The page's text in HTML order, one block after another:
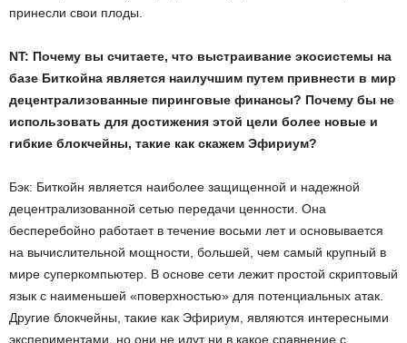
принесли свои плоды.
NT: Почему вы считаете, что выстраивание экосистемы на
базе Биткойна является наилучшим путем привнести в мир
децентрализованные пиринговые финансы? Почему бы не
использовать для достижения этой цели более новые и
гибкие блокчейны, такие как скажем Эфириум?
Бэк: Биткойн является наиболее защищенной и надежной
децентрализованной сетью передачи ценности. Она
бесперебойно работает в течение восьми лет и основывается
на вычислительной мощности, большей, чем самый крупный в
мире суперкомпьютер. В основе сети лежит простой скриптовый
язык с наименьшей «поверхностью» для потенциальных атак.
Другие блокчейны, такие как Эфириум, являются интересными
экспериментами, но они не идут ни в какое сравнение с